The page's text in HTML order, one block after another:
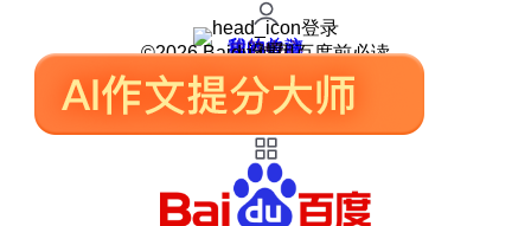
登录
我的关注
我的收藏
皮肤中心
用户反馈
设置
©2026 Baidu 使用百度前必读